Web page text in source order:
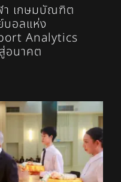
า เกษมบัณฑิต
อลแห่ง
Analytics
อนาคต